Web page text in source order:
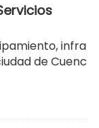
infra
de Cuenc